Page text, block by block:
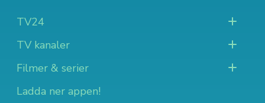
TV24
TV kanaler
Filmer & serier
Ladda ner appen!